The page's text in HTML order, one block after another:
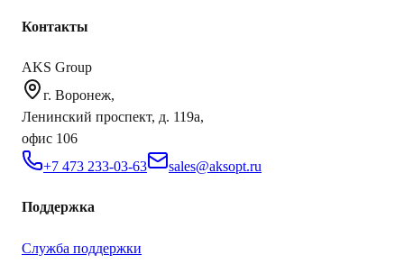
Контакты
AKS Group
г. Воронеж,
Ленинский проспект, д. 119а,
офис 106
+7 473 233-03-63
sales@aksopt.ru
Поддержка
Служба поддержки